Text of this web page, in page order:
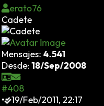
erato76
Cadete
Mensajes: 4.541
Desde: 18/Sep/2008
#408
•
19/Feb/2011, 22:17